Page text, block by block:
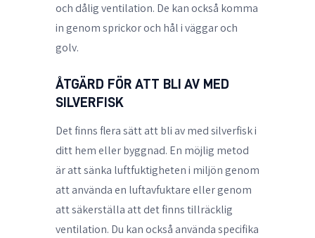
och dålig ventilation. De kan också komma
in genom sprickor och hål i väggar och
golv.
ÅTGÄRD FÖR ATT BLI AV MED
SILVERFISK
Det finns flera sätt att bli av med silverfiski
ditt hem eller byggnad. En möjlig metod
är att sänka luftfuktigheten i miljön genom
att använda en luftavfuktare eller genom
att säkerställa att det finns tillräcklig
ventilation. Du kan också använda specifika